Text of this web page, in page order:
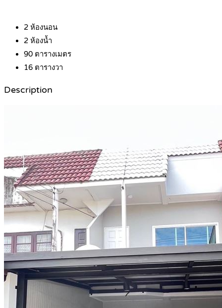
2 ห้องนอน
2 ห้องน้ำ
90 ตารางเมตร
16 ตารางวา
Description